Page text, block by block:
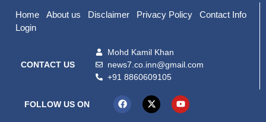
Home About us Disclaimer Privacy Policy
Contact Info
Login
CONTACT US
Mohd Kamil Khan
news7.co.inn@gmail.com
+91 8860609105
FOLLOW US ON